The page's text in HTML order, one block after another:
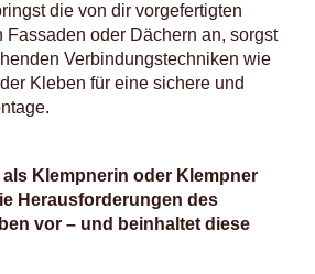
die von dir vorgefertigten
Fassaden oder Dächern an, sorgst
Verbindungstechniken wie
Kleben für eine sichere und
Klempnerin oder Klempner
Herausforderungen des
vor – und beinhaltet diese